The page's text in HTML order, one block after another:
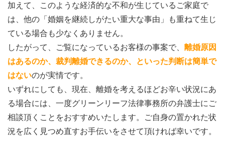
加えて、このような経済的な不和が生じているご家庭で
は、他の「婚姻を継続しがたい重大な事由」も重ねて生じ
ている場合も少なくありません。
したがって、ご覧になっているお客様の事案で、 離婚原因
はあるのか、裁判離婚できるのか、といった判断は簡単で
はないのが実情です。
いずれにしても、現在、離婚を考えるほどお辛い状況にあ
る場合には、一度グリーンリーフ法律事務所の弁護士にご
相談頂くことをおすすめいたします。ご自身の置かれた状
況を広く見つめ直すお手伝いをさせて頂ければ幸いです。